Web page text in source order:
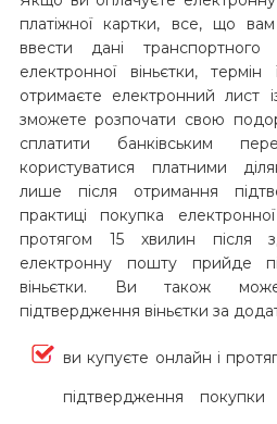
платіжної картки, все, що
ввести дані
електронної віньєтки,
отримаєте електронний лист
зможете розпочати свою
сплатити банківським
користуватися платними
лише після отримання
практиці покупка
протягом 15 хвилин після
електронну пошту прийде
віньєтки. Ви також
підтвердження віньєтки за
ви купуєте онлайн і
підтвердження покупки